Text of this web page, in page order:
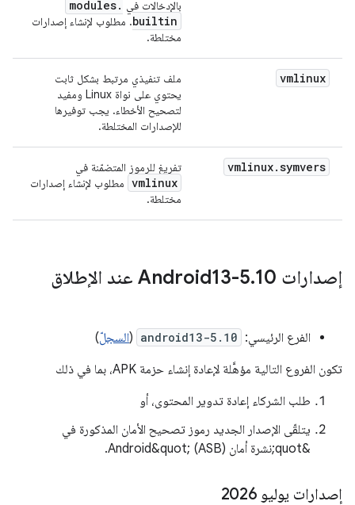
بالإدخالات في modules.
builtin. مطلوب لإنشاء إصدارات
مختلطة.
vmlinux
ملف تنفيذي مرتبط بشكل ثابت
يحتوي على نواة Linux ومفيد
لتصحيح الأخطاء. يجب توفيرها
للإصدارات المختلطة.
vmlinux.symvers تفريغ للرموز المتضمّنة في
vmlinux مطلوب لإنشاء إصدارات
مختلطة.
إصدارات Android13-5 .10 عند الإطلاق
الفرع الرئيسي: android13-5.10
(السجلّ)
تكون الفروع التالية مؤهَّلة لإعادة إنشاء حزمة APK، بما في ذلك
طلب الشركاء إعادة تدوير المحتوى، أو
يتلقّى الإصدار الجديد رموز تصحيح الأمان المذكورة في
&quot;نشرة أمان Android&quot; (ASB).
إصدارات يوليو 2026